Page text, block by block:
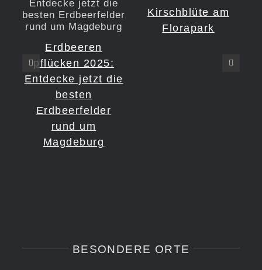
Erdbeeren
pflücken 2025:
Entdecke jetzt die
besten
Erdbeerfelder
rund um
Magdeburg
Kirschblüte am
Florapark
BESONDERE ORTE